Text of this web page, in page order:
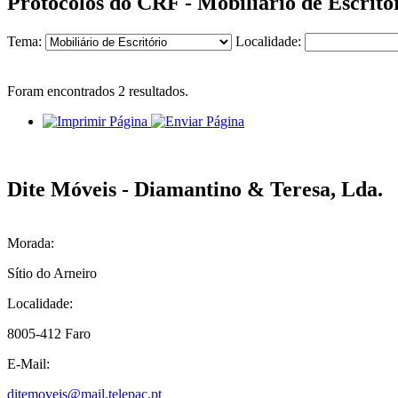
Tema: Localidade:
Foram encontrados 2 resultados.
Dite Móveis - Diamantino & Teresa, Lda.
Morada:
Sítio do Arneiro
Localidade:
8005-412 Faro
E-Mail:
ditemoveis@mail.telepac.pt